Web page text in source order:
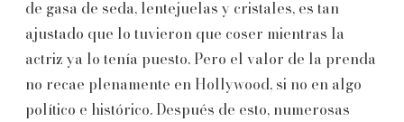
de gasa de seda, lentejuelas y cristales, es tan
ajustado que lo tuvieron que coser mientras la
actriz ya lo tenía puesto. Pero el valor de la prenda
no recae plenamente en Hollywood, si no en algo
político e histórico. Después de esto, numerosas